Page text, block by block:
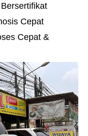
Cepat
Cepat &